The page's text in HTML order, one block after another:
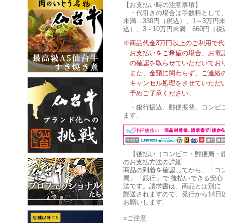
【お支払い時の注意事項】
・代引きの場合は手数料として
未満…330円（税込）、1～3万円
込）、3～10万円未満…660円（税
※商品代金3万円以上のご利用で
お支払いをご希望の場合、お電
の確認を取らせていただいてお
また、金額に関わらず、ご連絡
キャンセル処理をさせていただ
予めご了承ください。
・銀行振込、郵便振替、コンビ
ます。
【後払い（コンビニ・郵便局・
のお支払方法の詳細
商品の到着を確認してから、「コ
局」「銀行」で 後払いできる安
法です。請求書は、商品とは別に
郵送されますので、発行から14日
お願いします。
○ご注意